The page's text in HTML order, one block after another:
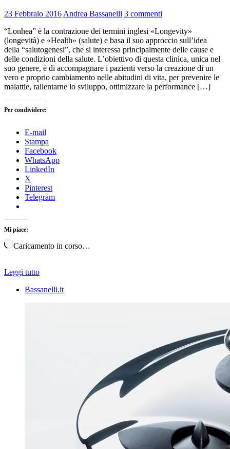
23 Febbraio 2016 Andrea Bassanelli 3 commenti
“Lonhea” è la contrazione dei termini inglesi «Longevity»
(longevità) e «Health» (salute) e basa il suo approccio sull’idea
della “salutogenesi”, che si interessa principalmente delle cause e
delle condizioni della salute. L’obiettivo di questa clinica, unica nel
suo genere, è di accompagnare i pazienti verso la creazione di un
vero e proprio cambiamento nelle abitudini di vita, per prevenire le
malattie, rallentarne lo sviluppo, ottimizzare la performance […]
Per condividere:
E-mail
Stampa
Facebook
WhatsApp
LinkedIn
X
Pinterest
Telegram
Mi piace:
Caricamento in corso…
Leggi tutto
Bassanelli.it